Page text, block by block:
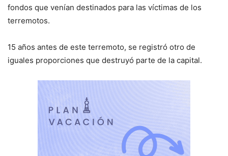
fondos que venían destinados para las víctimas de los
terremotos.
15 años antes de este terremoto, se registró otro de
iguales proporciones que destruyó parte de la capital.